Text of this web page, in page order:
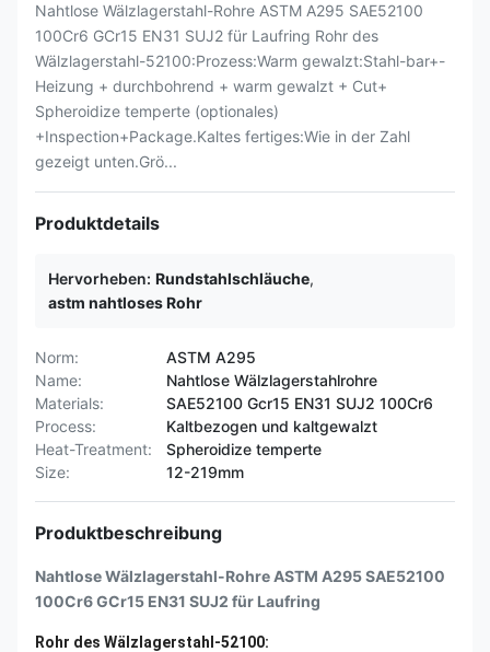
Nahtlose Wälzlagerstahl-Rohre ASTM A295 SAE52100
100Cr6 GCr15 EN31 SUJ2 für Laufring Rohr des
Wälzlagerstahl-52100:Prozess:Warm gewalzt:Stahl-bar+-
Heizung + durchbohrend + warm gewalzt + Cut+
Spheroidize temperte (optionales)
+Inspection+Package.Kaltes fertiges:Wie in der Zahl
gezeigt unten.Grö...
Produktdetails
Hervorheben: Rundstahlschläuche,
astm nahtloses Rohr
Norm:
ASTM A295
Name:
Nahtlose Wälzlagerstahlrohre
Materials:
SAE52100 Gcr15 EN31 SUJ2 100Cr6
Process:
Kaltbezogen und kaltgewalzt
Heat-Treatment:
Spheroidize temperte
Size:
12-219mm
Produktbeschreibung
Nahtlose Wälzlagerstahl-Rohre ASTM A295 SAE52100
100Cr6 GCr15 EN31 SUJ2 für Laufring
Rohr des Wälzlagerstahl-52100: